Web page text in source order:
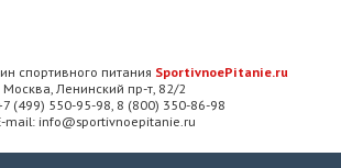
спортивного питания SportivnoePitanie.ru
Москва, Ленинский пр-т, 82/2
(499) 550-95-98, 8 (800) 350-86-98
mail: info@sportivnoepitanie.ru